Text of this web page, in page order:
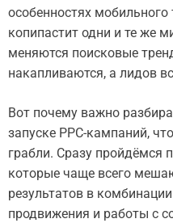
особенностях
копипастит одни и те же
меняются поисковые
накапливаются, а лидов
Вот почему важно
запуске PPC-кампаний,
грабли. Сразу
которые чаще всего
результатов в
продвижения и работы с